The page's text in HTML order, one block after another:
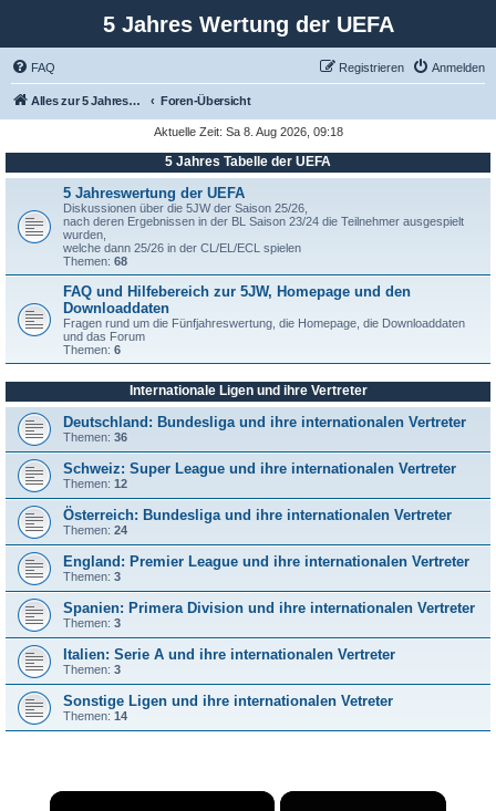
5 Jahres Wertung der UEFA
FAQ Anmelden
Registrieren
Alles zur 5 Jahreswertung / Tabelle der UEFA mit vielen Statistiken. Foren-Übersicht
Aktuelle Zeit: Sa 8. Aug 2026, 09:18
5 Jahres Tabelle der UEFA
5 Jahreswertung der UEFA
Diskussionen über die 5JW der Saison 25/26,
nach deren Ergebnissen in der BL Saison 23/24 die Teilnehmer ausgespielt
wurden,
welche dann 25/26 in der CL/EL/ECL spielen
Themen: 68
FAQ und Hilfebereich zur 5JW, Homepage und den
Downloaddaten
Fragen rund um die Fünfjahreswertung, die Homepage, die Downloaddaten
und das Forum
Themen: 6
Internationale Ligen und ihre Vertreter
Deutschland: Bundesliga und ihre internationalen Vertreter
Themen: 36
Schweiz: Super League und ihre internationalen Vertreter
Themen: 12
Österreich: Bundesliga und ihre internationalen Vertreter
Themen: 24
England: Premier League und ihre internationalen Vertreter
Themen: 3
Spanien: Primera Division und ihre internationalen Vertreter
Themen: 3
Italien: Serie A und ihre internationalen Vertreter
Themen: 3
Sonstige Ligen und ihre internationalen Vetreter
Themen: 14
×